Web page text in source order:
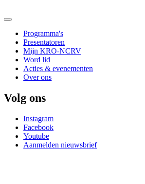
Programma's
Presentatoren
Mijn KRO-NCRV
Word lid
Acties & evenementen
Over ons
Volg ons
Instagram
Facebook
Youtube
Aanmelden nieuwsbrief